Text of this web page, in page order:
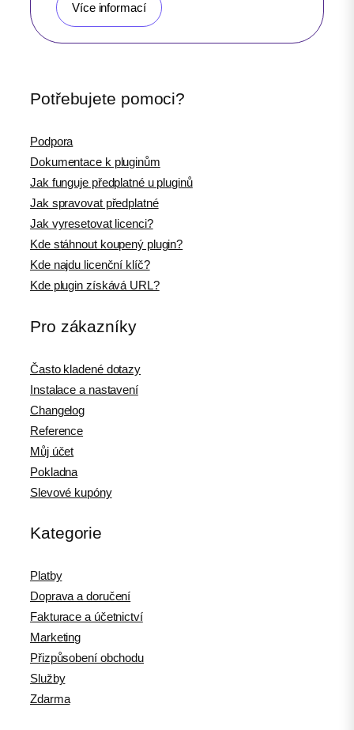
Více informací
Potřebujete pomoci?
Podpora
Dokumentace k pluginům
Jak funguje předplatné u pluginů
Jak spravovat předplatné
Jak vyresetovat licenci?
Kde stáhnout koupený plugin?
Kde najdu licenční klíč?
Kde plugin získává URL?
Pro zákazníky
Často kladené dotazy
Instalace a nastavení
Changelog
Reference
Můj účet
Pokladna
Slevové kupóny
Kategorie
Platby
Doprava a doručení
Fakturace a účetnictví
Marketing
Přizpůsobení obchodu
Služby
Zdarma